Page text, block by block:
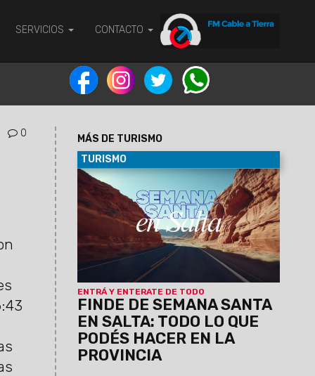
SERVICIOS CONTACTO
0
MÁS DE TURISMO
TURISMO
ENTRÁ Y ENTERATE DE TODO
FINDE DE SEMANA SANTA
EN SALTA: TODO LO QUE
PODÉS HACER EN LA
PROVINCIA
04/04/2026
Hasta el 5 de abril, el
calendario impulsado por el Ministerio de
Turismo y Deportes junto a los
municipios propone una variada agenda
de actividades que combina
celebraciones religiosas, experiencias
culturales y propuestas al aire libre en
distintos destinos de la provincia.